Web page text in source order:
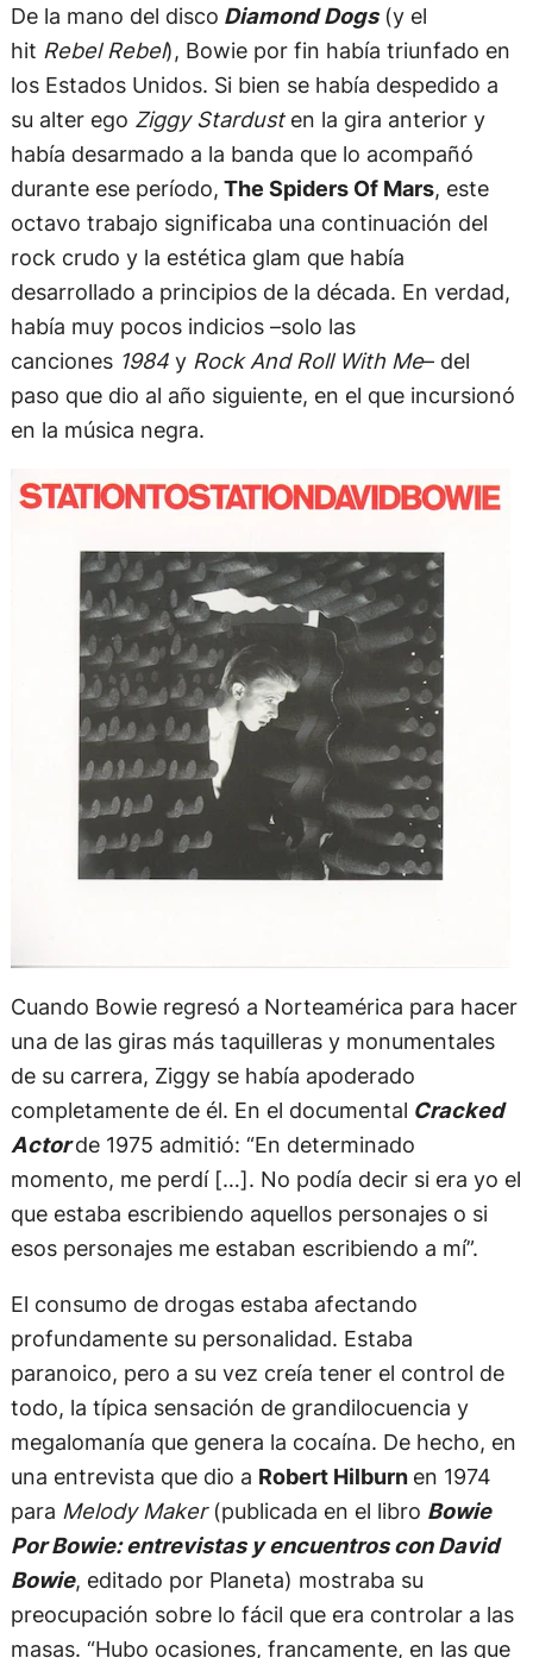
De la mano del disco Diamond Dogs(y el
hit Rebel Rebel), Bowie por fin había triunfado en
los Estados Unidos. Si bien se había despedido a
su alter ego Ziggy Stardusten la gira anterior y
había desarmado a la banda que lo acompañó
durante ese período, The Spiders Of Mars, este
octavo trabajo significaba una continuación del
rock crudo y la estética glam que había
desarrollado a principios de la década. En verdad,
había muy pocos indicios –solo las
canciones 1984y Rock And Roll With Me– del
paso que dio al año siguiente, en el que incursionó
en la música negra.
Cuando Bowie regresó a Norteamérica para hacer
una de las giras más taquilleras y monumentales
de su carrera, Ziggy se había apoderado
completamente de él. En el documental Cracked
Actorde 1975 admitió: “En determinado
momento, me perdí […]. No podía decir si era yo el
que estaba escribiendo aquellos personajes o si
esos personajes me estaban escribiendo a mí”.
El consumo de drogas estaba afectando
profundamente su personalidad. Estaba
paranoico, pero a su vez creía tener el control de
todo, la típica sensación de grandilocuencia y
megalomanía que genera la cocaína. De hecho, en
una entrevista que dio a Robert Hilburn en 1974
para Melody Maker(publicada en el libro Bowie
Por Bowie: entrevistas y encuentros con David
Bowie, editado por Planeta) mostraba su
preocupación sobre lo fácil que era controlar a las
masas. “Hubo ocasiones, francamente, en las que